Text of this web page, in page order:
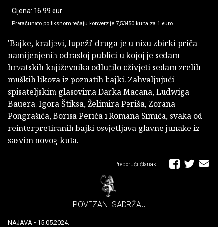
Cijena: 16.99 eur
Preračunato po fiksnom tečaju konverzije 7,53450 kuna za 1 euro
'Bajke, kraljevi, lupeži' druga je u nizu zbirki priča
namijenjenih odrasloj publici u kojoj je sedam
hrvatskih književnika odlučilo oživjeti sedam zrelih
muških likova iz poznatih bajki. Zahvaljujući
spisateljskim glasovima Darka Macana, Ludwiga
Bauera, Igora Štiksa, Želimira Periša, Zorana
Pongrašića, Borisa Perića i Romana Simića, svaka od
reinterpretiranih bajki osvjetljava glavne junake iz
sasvim novog kuta.
Preporuči članak
– POVEZANI SADRŽAJ –
NAJAVA • 15.05.2024.